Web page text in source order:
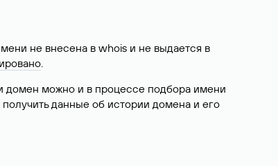
не внесена в whois и не выдается в
.
домен можно и в процессе подбора имени
данные об истории домена и его